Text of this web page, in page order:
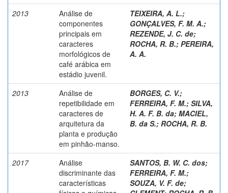
2013
Análise de
componentes
principais em
caracteres
morfológicos de
café arábica em
estádio juvenil.
TEIXEIRA, A. L.;
GONÇALVES, F. M. A.;
REZENDE, J. C. de;
ROCHA, R. B.; PEREIRA,
A. A.
2013
Análise de
repetibilidade em
caracteres de
arquitetura da
planta e produção
em pinhão-manso.
BORGES, C. V.;
FERREIRA, F. M.; SILVA,
H. A. F. B. da; MACIEL,
B. da S.; ROCHA, R. B.
2017
Análise
discriminante das
características
SANTOS, B. W. C. dos;
FERREIRA, F. M.;
SOUZA, V. F. de;